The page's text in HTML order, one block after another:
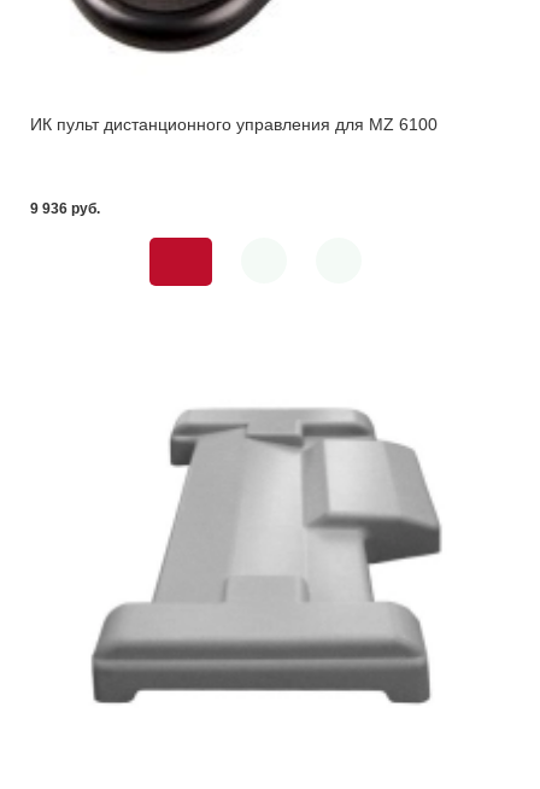
ИК пульт дистанционного управления для MZ 6100
9 936 pуб.